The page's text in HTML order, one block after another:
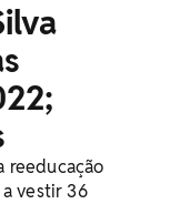
reeducação
vestir 36